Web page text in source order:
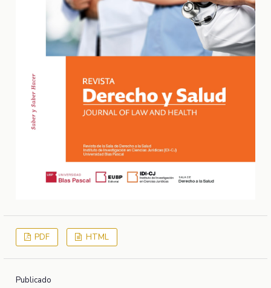
PDF HTML
Publicado